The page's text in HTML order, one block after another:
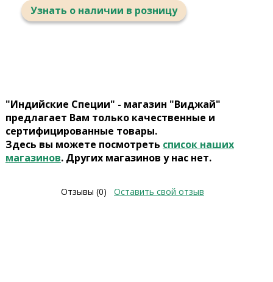
Узнать о наличии в розницу
"Индийские Специи" - магазин "Виджай"
предлагает Вам только качественные и
сертифицированные товары.
Здесь вы можете посмотреть список наших
магазинов. Других магазинов у нас нет.
Отзывы (0) Оставить свой отзыв